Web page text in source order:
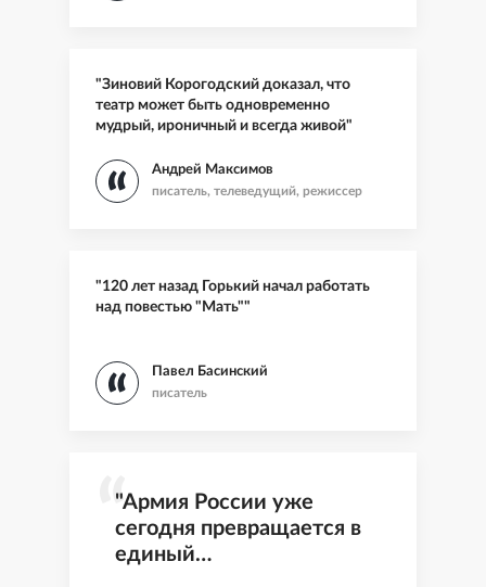
"Зиновий Корогодский доказал, что
театр может быть одновременно
мудрый, ироничный и всегда живой"
Андрей Максимов
писатель, телеведущий, режиссер
"120 лет назад Горький начал работать
над повестью "Мать""
Павел Басинский
писатель
"Армия России уже
сегодня превращается в
единый